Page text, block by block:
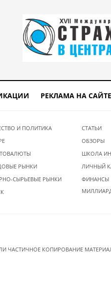
РЕКЛАМА НА САЙТЕ
И ПОЛИТИКА
РЫНКИ
СЫРЬЕВЫЕ РЫНКИ
СТАТЬИ
ОБЗОРЫ
ШКОЛА
ЛИЧНЫЙ
ФИНАНСЫ
ЧАСТИЧНОЕ КОПИРОВАНИЕ